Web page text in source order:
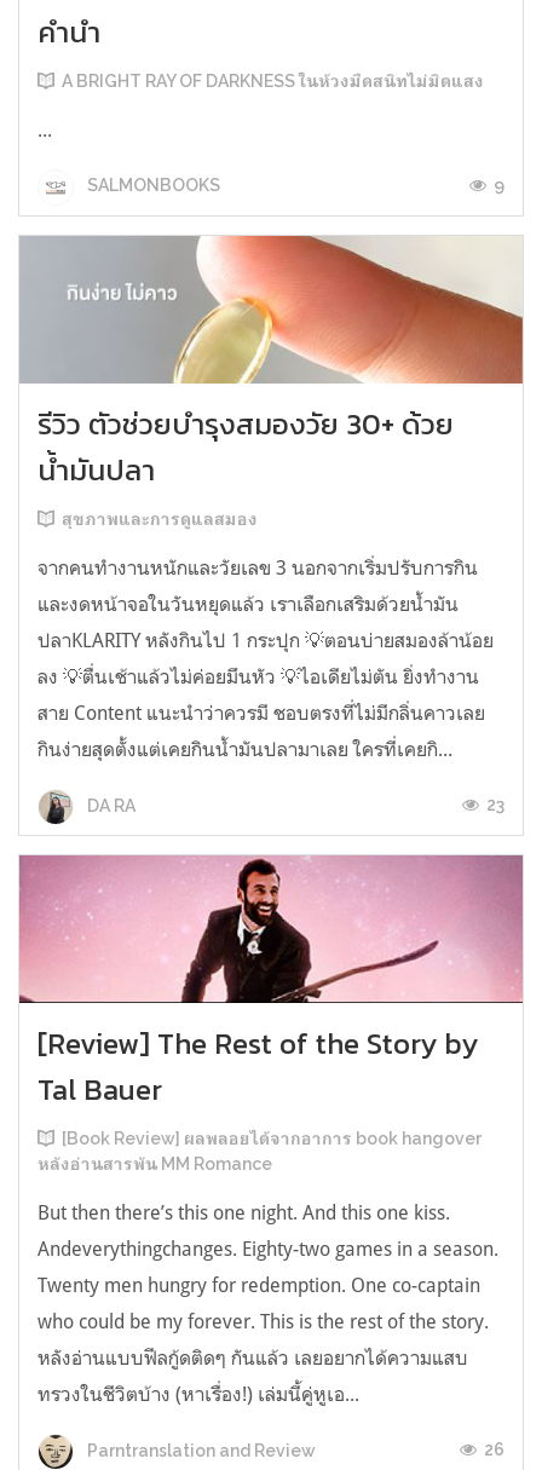
คำนำ
A BRIGHT RAY OF DARKNESS ในห้วงมืดสนิทไม่มิดแสง
...
SALMONBOOKS 9
รีวิว ตัวช่วยบำรุงสมองวัย 30+ ด้วย
น้ำมันปลา
สุขภาพและการดูแลสมอง
จากคนทำงานหนักและวัยเลข 3 นอกจากเริ่มปรับการกิน
และงดหน้าจอในวันหยุดแล้ว เราเลือกเสริมด้วยน้ำมัน
ปลาKLARITY หลังกินไป 1 กระปุก 💡ตอนบ่ายสมองล้าน้อย
ลง 💡ตื่นเช้าแล้วไม่ค่อยมึนหัว 💡ไอเดียไม่ตัน ยิ่งทำงาน
สาย Content แนะนำว่าควรมี ชอบตรงที่ไม่มีกลิ่นคาวเลย
กินง่ายสุดตั้งแต่เคยกินน้ำมันปลามาเลย ใครที่เคยกิ...
DA RA 23
[Review] The Rest of the Story by
Tal Bauer
[Book Review] ผลพลอยได้จากอาการ book hangover
หลังอ่านสารพัน MM Romance
But then there’s this one night. And this one kiss.
Andeverythingchanges. Eighty-two games in a season.
Twenty men hungry for redemption. One co-captain
who could be my forever. This is the rest of the story.
หลังอ่านแบบฟีลกู้ดติดๆ กันแล้ว เลยอยากได้ความแสบ
ทรวงในชีวิตบ้าง (หาเรื่อง!) เล่มนี้คู่หูเอ...
Parntranslation and Review 26